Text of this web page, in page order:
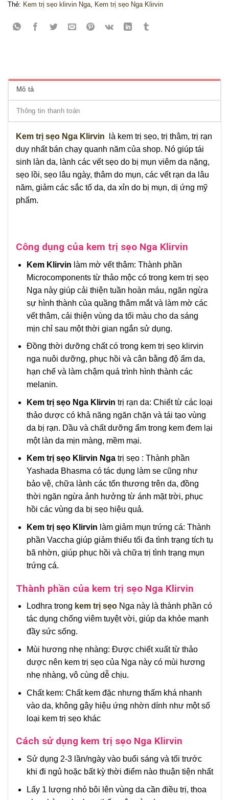
Thẻ: Kem trị sẹo klirvin Nga, Kem trị sẹo Nga Klirvin
Mô tả
Thông tin thanh toán
Kem trị sẹo Nga Klirvin
là kem trị sẹo, trị thâm, trị rạn
duy nhất bán chạy quanh năm của shop. Nó giúp tái
sinh làn da, lành các vết sẹo do bị mụn viêm da nặng,
sẹo lồi, sẹo lâu ngày, thâm do mụn, các vết rạn da lâu
năm, giảm các sắc tố da, da xỉn do bị mụn, dị ứng mỹ
phẩm.
Công dụng của kem trị sẹo Nga Klirvin
Kem Klirvin làm mờ vết thâm: Thành phần
Microcomponents từ thảo mộc có trong kem trị sẹo
Nga này giúp cải thiện tuần hoàn máu, ngăn ngừa
sự hình thành của quầng thâm mắt và làm mờ các
vết thâm, cải thiện vùng da tối màu cho da sáng
mịn chỉ sau một thời gian ngắn sử dụng.
Đồng thời dưỡng chất có trong kem trị sẹo klirvin
nga nuôi dưỡng, phục hồi và cân bằng độ ẩm da,
hạn chế và làm chậm quá trình hình thành các
melanin.
Kem trị sẹo Nga Klirvin trị rạn da: Chiết từ các loại
thảo dược có khả năng ngăn chặn và tái tạo vùng
da bị rạn. Dầu và chất dưỡng ẩm trong kem đem lại
một làn da mịn màng, mềm mại.
Kem trị sẹo Klirvin Ngatrị sẹo : Thành phần
Yashada Bhasma có tác dụng làm se cũng như
bảo vệ, chữa lành các tổn thương trên da, đồng
thời ngăn ngừa ảnh hưởng từ ánh mặt trời, phục
hồi các vùng da bị sẹo hiệu quả.
Kem trị sẹo Klirvin làm giảm mụn trứng cá: Thành
phần Vaccha giúp giảm thiểu tối đa tình trạng tích tụ
bã nhờn, giúp phục hồi và chữa trị tình trạng mụn
trứng cá.
Thành phần của kem trị sẹo Nga Klirvin
Lodhra trong kem trị sẹoNga này là thành phần có
tác dụng chống viêm tuyệt vời, giúp da khỏe mạnh
đầy sức sống.
Mùi hương nhẹ nhàng: Được chiết xuất từ thảo
dược nên kem trị sẹo của Nga này có mùi hương
nhẹ nhàng, vô cùng dễ chịu.
Chất kem: Chất kem đặc nhưng thấm khá nhanh
vào da, không gây hiệu ứng nhờn dính như một số
loại kem trị sẹo khác
Cách sử dụng kem trị sẹo Nga Klirvin
Sử dụng 2-3 lần/ngày vào buổi sáng và tối trước
khi đi ngủ hoặc bất kỳ thời điểm nào thuận tiện nhất
Lấy 1 lượng nhỏ bôi lên vùng da cần điều trị, thoa